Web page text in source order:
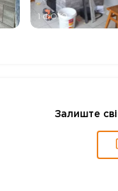
1 ФОТО
Залиште